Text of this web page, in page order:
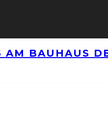
AM BAUHAUS